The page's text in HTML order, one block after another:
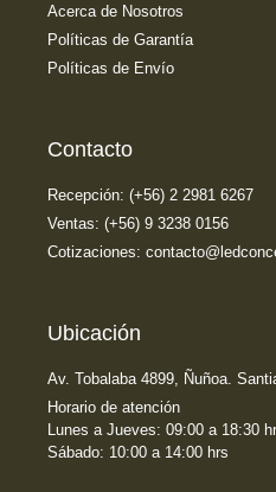
Acerca de Nosotros
Políticas de Garantía
Políticas de Envío
Contacto
Recepción: (+56) 2 2981 6267
Ventas: (+56) 9 3238 0156
Cotizaciones:
Ubicación
Av. Tobalaba 4899, Ñuñoa.
Horario de atención
Lunes a Jueves: 09:00 a 18:30
Sábado: 10:00 a 14:00 hrs